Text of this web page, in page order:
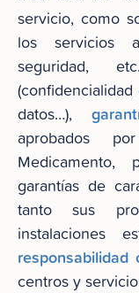
servicio, como
los servicios
seguridad,
datos…),
aprobados
garantías de
tanto sus
instalaciones
responsabilidad
centros y